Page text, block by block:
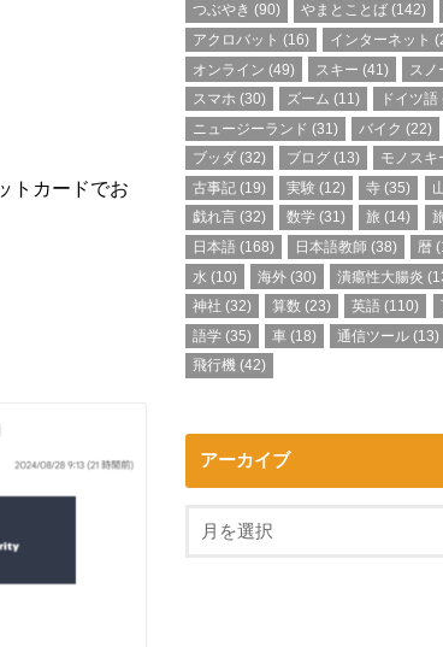
トカードでお
つぶやき (90) やまとことば (142)
アクロバット (16) インターネット
オンライン (49) スキー (41) スノ
スマホ (30) ズーム (11) ドイツ語
ニュージーランド (31) バイク (22)
ブッダ (32) ブログ (13) モノスキ
古事記 (19) 実験 (12) 寺 (35)
戯れ言 (32) 数学 (31) 旅 (14)
日本語 (168) 日本語教師 (38) 暦
水 (10) 海外 (30) 潰瘍性大腸炎
神社 (32) 算数 (23) 英語 (110)
語学 (35) 車 (18) 通信ツール (13)
飛行機 (42)
アーカイブ